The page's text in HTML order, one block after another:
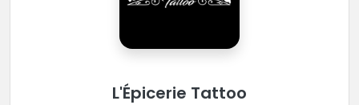
L'Épicerie Tattoo